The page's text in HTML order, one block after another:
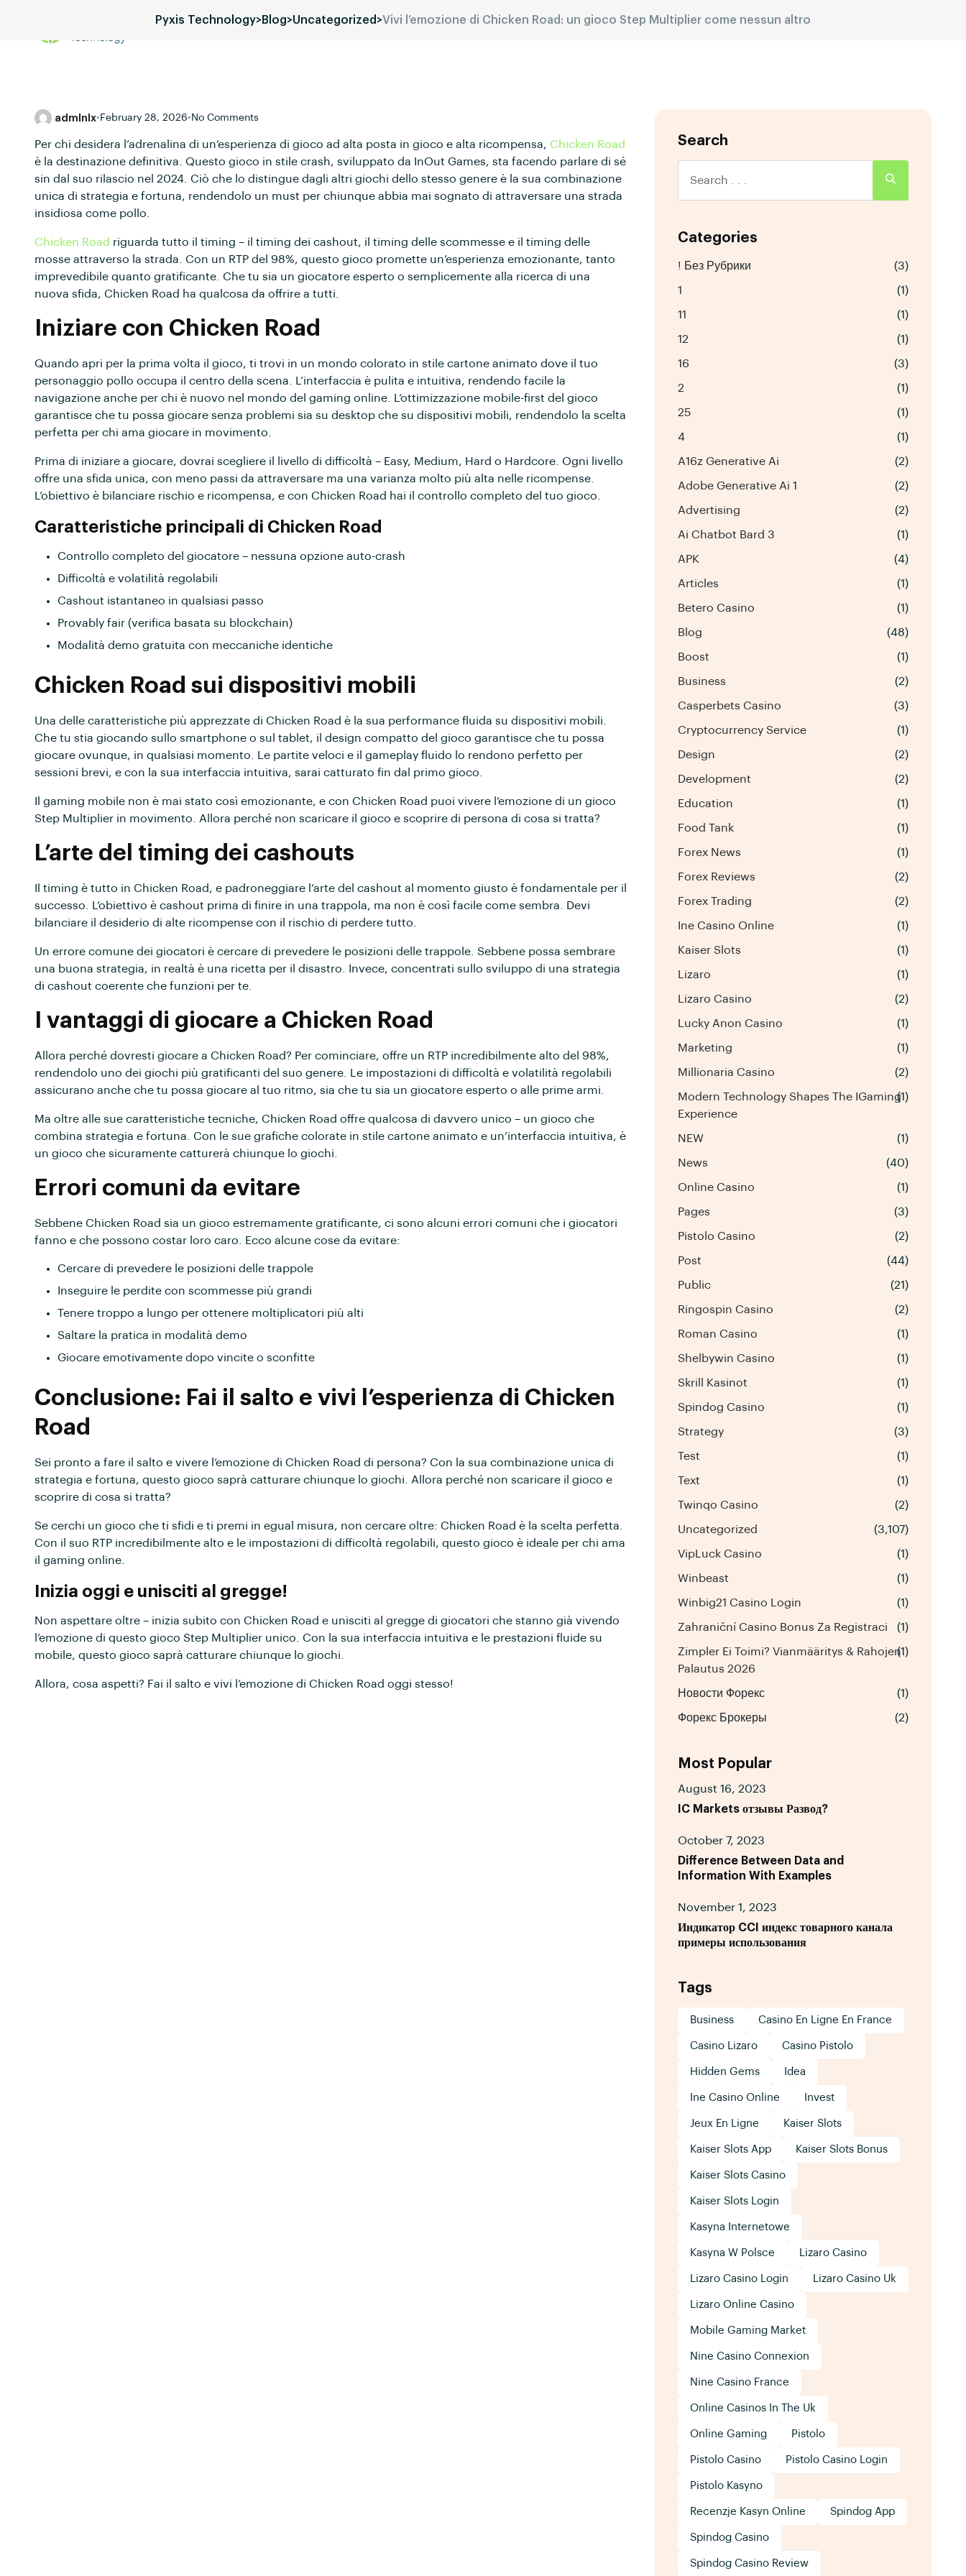
Services Pricing
Pyxis Technology>Blog>Uncategorized >Vivi l’emozione di Chicken Road: un gioco Step Multiplier come nessun altro
admlnlx• February 28, 2026• No Comments
Per chi desidera l’adrenalina di un’esperienza di gioco ad alta posta in gioco e alta ricompensa, Chicken Road
è la destinazione definitiva. Questo gioco in stile crash, sviluppato da InOut Games, sta facendo parlare di sé
sin dal suo rilascio nel 2024. Ciò che lo distingue dagli altri giochi dello stesso genere è la sua combinazione
unica di strategia e fortuna, rendendolo un must per chiunque abbia mai sognato di attraversare una strada
insidiosa come pollo.
Chicken Road riguarda tutto il timing – il timing dei cashout, il timing delle scommesse e il timing delle
mosse attraverso la strada. Con un RTP del 98%, questo gioco promette un’esperienza emozionante, tanto
imprevedibile quanto gratificante. Che tu sia un giocatore esperto o semplicemente alla ricerca di una
nuova sfida, Chicken Road ha qualcosa da offrire a tutti.
Iniziare con Chicken Road
Quando apri per la prima volta il gioco, ti trovi in un mondo colorato in stile cartone animato dove il tuo
personaggio pollo occupa il centro della scena. L’interfaccia è pulita e intuitiva, rendendo facile la
navigazione anche per chi è nuovo nel mondo del gaming online. L’ottimizzazione mobile-first del gioco
garantisce che tu possa giocare senza problemi sia su desktop che su dispositivi mobili, rendendolo la scelta
perfetta per chi ama giocare in movimento.
Prima di iniziare a giocare, dovrai scegliere il livello di difficoltà – Easy, Medium, Hard o Hardcore. Ogni livello
offre una sfida unica, con meno passi da attraversare ma una varianza molto più alta nelle ricompense.
L’obiettivo è bilanciare rischio e ricompensa, e con Chicken Road hai il controllo completo del tuo gioco.
Caratteristiche principali di Chicken Road
Controllo completo del giocatore – nessuna opzione auto-crash
Difficoltà e volatilità regolabili
Cashout istantaneo in qualsiasi passo
Provably fair (verifica basata su blockchain)
Modalità demo gratuita con meccaniche identiche
Chicken Road sui dispositivi mobili
Una delle caratteristiche più apprezzate di Chicken Road è la sua performance fluida su dispositivi mobili.
Che tu stia giocando sullo smartphone o sul tablet, il design compatto del gioco garantisce che tu possa
giocare ovunque, in qualsiasi momento. Le partite veloci e il gameplay fluido lo rendono perfetto per
sessioni brevi, e con la sua interfaccia intuitiva, sarai catturato fin dal primo gioco.
Il gaming mobile non è mai stato così emozionante, e con Chicken Road puoi vivere l’emozione di un gioco
Step Multiplier in movimento. Allora perché non scaricare il gioco e scoprire di persona di cosa si tratta?
L’arte del timing dei cashouts
Il timing è tutto in Chicken Road, e padroneggiare l’arte del cashout al momento giusto è fondamentale per il
successo. L’obiettivo è cashout prima di finire in una trappola, ma non è così facile come sembra. Devi
bilanciare il desiderio di alte ricompense con il rischio di perdere tutto.
Un errore comune dei giocatori è cercare di prevedere le posizioni delle trappole. Sebbene possa sembrare
una buona strategia, in realtà è una ricetta per il disastro. Invece, concentrati sullo sviluppo di una strategia
di cashout coerente che funzioni per te.
I vantaggi di giocare a Chicken Road
Allora perché dovresti giocare a Chicken Road? Per cominciare, offre un RTP incredibilmente alto del 98%,
rendendolo uno dei giochi più gratificanti del suo genere. Le impostazioni di difficoltà e volatilità regolabili
assicurano anche che tu possa giocare al tuo ritmo, sia che tu sia un giocatore esperto o alle prime armi.
Ma oltre alle sue caratteristiche tecniche, Chicken Road offre qualcosa di davvero unico – un gioco che
combina strategia e fortuna. Con le sue grafiche colorate in stile cartone animato e un’interfaccia intuitiva, è
un gioco che sicuramente catturerà chiunque lo giochi.
Errori comuni da evitare
Sebbene Chicken Road sia un gioco estremamente gratificante, ci sono alcuni errori comuni che i giocatori
fanno e che possono costar loro caro. Ecco alcune cose da evitare:
Cercare di prevedere le posizioni delle trappole
Inseguire le perdite con scommesse più grandi
Tenere troppo a lungo per ottenere moltiplicatori più alti
Saltare la pratica in modalità demo
Giocare emotivamente dopo vincite o sconfitte
Conclusione: Fai il salto e vivi l’esperienza di Chicken
Road
Sei pronto a fare il salto e vivere l’emozione di Chicken Road di persona? Con la sua combinazione unica di
strategia e fortuna, questo gioco saprà catturare chiunque lo giochi. Allora perché non scaricare il gioco e
scoprire di cosa si tratta?
Se cerchi un gioco che ti sfidi e ti premi in egual misura, non cercare oltre: Chicken Road è la scelta perfetta.
Con il suo RTP incredibilmente alto e le impostazioni di difficoltà regolabili, questo gioco è ideale per chi ama
il gaming online.
Inizia oggi e unisciti al gregge!
Non aspettare oltre – inizia subito con Chicken Road e unisciti al gregge di giocatori che stanno già vivendo
l’emozione di questo gioco Step Multiplier unico. Con la sua interfaccia intuitiva e le prestazioni fluide su
mobile, questo gioco saprà catturare chiunque lo giochi.
Allora, cosa aspetti? Fai il salto e vivi l’emozione di Chicken Road oggi stesso!
Search
Categories
! Без Рубрики (3)
1 (1)
11 (1)
12 (1)
16 (3)
2 (1)
25 (1)
4 (1)
A16z Generative Ai (2)
Adobe Generative Ai 1 (2)
Advertising (2)
Ai Chatbot Bard 3 (1)
APK (4)
Articles (1)
Betero Casino (1)
Blog (48)
Boost (1)
Business (2)
Casperbets Casino (3)
Cryptocurrency Service (1)
Design (2)
Development (2)
Education (1)
Food Tank (1)
Forex News (1)
Forex Reviews (2)
Forex Trading (2)
Ine Casino Online (1)
Kaiser Slots (1)
Lizaro (1)
Lizaro Casino (2)
Lucky Anon Casino (1)
Marketing (1)
Millionaria Casino (2)
Modern Technology Shapes The IGaming
Experience
(1)
NEW (1)
News (40)
Online Casino (1)
Pages (3)
Pistolo Casino (2)
Post (44)
Public (21)
Ringospin Casino (2)
Roman Casino (1)
Shelbywin Casino (1)
Skrill Kasinot (1)
Spindog Casino (1)
Strategy (3)
Test (1)
Text (1)
Twinqo Casino (2)
Uncategorized (3,107)
VipLuck Casino (1)
Winbeast (1)
Winbig21 Casino Login (1)
Zahraniční Casino Bonus Za Registraci (1)
Zimpler Ei Toimi? Vianmääritys & Rahojen
Palautus 2026
(1)
Новости Форекс (1)
Форекс Брокеры (2)
Most Popular
August 16, 2023
IC Markets отзывы Развод?
October 7, 2023
Difference Between Data and
Information With Examples
November 1, 2023
Индикатор CCI индекс товарного канала
примеры использования
Tags
Business Casino En Ligne En France
Casino Lizaro Casino Pistolo
Hidden Gems Idea
Ine Casino Online Invest
Jeux En Ligne Kaiser Slots
Kaiser Slots App Kaiser Slots Bonus
Kaiser Slots Casino
Kaiser Slots Login
Kasyna Internetowe
Kasyna W Polsce Lizaro Casino
Lizaro Casino Login Lizaro Casino Uk
Lizaro Online Casino
Mobile Gaming Market
Nine Casino Connexion
Nine Casino France
Online Casinos In The Uk
Online Gaming Pistolo
Pistolo Casino Pistolo Casino Login
Pistolo Kasyno
Recenzje Kasyn Online Spindog App
Spindog Casino
Spindog Casino Review